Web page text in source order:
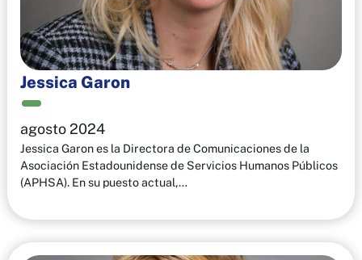
Jessica Garon
agosto 2024
Jessica Garon es la Directora de Comunicaciones de la
Asociación Estadounidense de Servicios Humanos Públicos
(APHSA). En su puesto actual,…